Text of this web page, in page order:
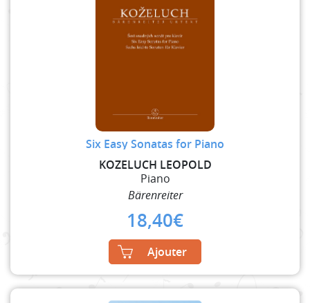
Six Easy Sonatas for Piano
KOZELUCH LEOPOLD
Piano
Bärenreiter
18,40€
Ajouter